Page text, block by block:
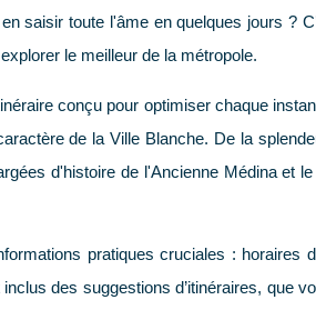
saisir toute l'âme en quelques jours ?
le meilleur de la métropole.
conçu pour optimiser chaque
de la Ville Blanche. De la
d'histoire de l'Ancienne Médina et
pratiques cruciales :
des suggestions d’itinéraires, que